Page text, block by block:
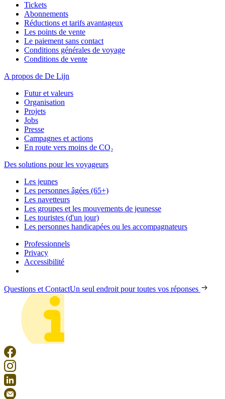
Tickets
Abonnements
Réductions et tarifs avantageux
Les points de vente
Le paiement sans contact
Conditions générales de voyage
Conditions de vente
A propos de De Lijn
Futur et valeurs
Organisation
Projets
Jobs
Presse
Campagnes et actions
En route vers moins de CO₂
Des solutions pour les voyageurs
Les jeunes
Les personnes âgées (65+)
Les navetteurs
Les groupes et les mouvements de jeunesse
Les touristes (d'un jour)
Les personnes handicapées ou les accompagnateurs
Professionnels
Privacy
Accessibilité
Questions et ContactUn seul endroit pour toutes vos réponses